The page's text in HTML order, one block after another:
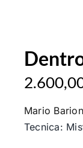
Mario
Tecnica: